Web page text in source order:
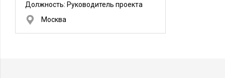
Должность: Руководитель проекта
Москва